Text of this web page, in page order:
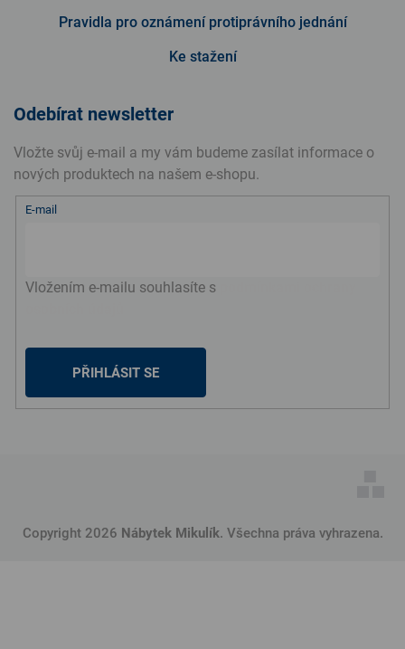
Pravidla pro oznámení protiprávního jednání
Ke stažení
Odebírat newsletter
Vložte svůj e-mail a my vám budeme zasílat informace o
nových produktech na našem e-shopu.
E-mail
Vložením e-mailu souhlasíte s
PŘIHLÁSIT SE
Copyright 2026 Nábytek Mikulík. Všechna práva vyhrazena.